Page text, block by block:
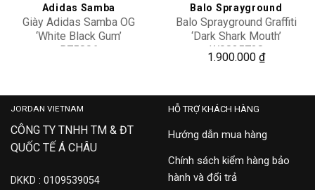
Adidas Samba
Giày Adidas Samba OG
‘White Black Gum’
B75806
Balo Sprayground
Balo Sprayground Graffiti
‘Dark Shark Mouth’
W0835728
1.900.000 ₫
JORDAN VIETNAM
CÔNG TY TNHH TM & ĐT
QUỐC TẾ Á CHÂU
DKKD : 0109539054
HỖ TRỢ KHÁCH HÀNG
Hướng dẫn mua hàng
Chính sách kiểm hàng bảo
hành và đổi trả